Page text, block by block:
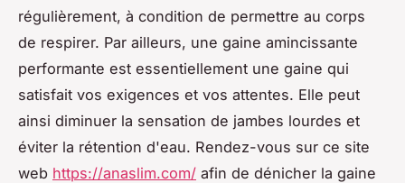
régulièrement, à condition de permettre au corps
de respirer. Par ailleurs, une gaine amincissante
performante est essentiellement une gaine qui
satisfait vos exigences et vos attentes. Elle peut
ainsi diminuer la sensation de jambes lourdes et
éviter la rétention d'eau. Rendez-vous sur ce site
web https://anaslim.com/ afin de dénicher la gaine